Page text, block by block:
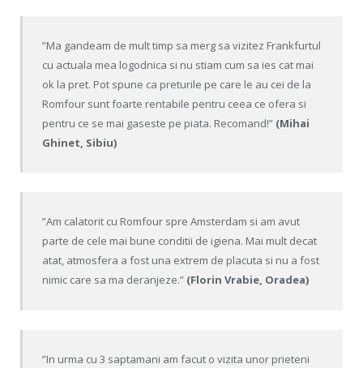
”Ma gandeam de mult timp sa merg sa vizitez Frankfurtul
cu actuala mea logodnica si nu stiam cum sa ies cat mai
ok la pret. Pot spune ca preturile pe care le au cei de la
Romfour sunt foarte rentabile pentru ceea ce ofera si
pentru ce se mai gaseste pe piata. Recomand!” (Mihai
Ghinet, Sibiu)
”Am calatorit cu Romfour spre Amsterdam si am avut
parte de cele mai bune conditii de igiena. Mai mult decat
atat, atmosfera a fost una extrem de placuta si nu a fost
nimic care sa ma deranjeze.” (Florin Vrabie, Oradea)
”In urma cu 3 saptamani am facut o vizita unor prieteni